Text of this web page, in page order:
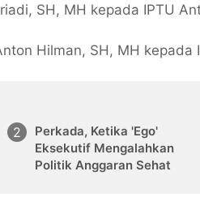
SH, MH kepada IPTU
Hilman, SH, MH kepada
Perkada, Ketika 'Ego'
Eksekutif Mengalahkan
Politik Anggaran Sehat